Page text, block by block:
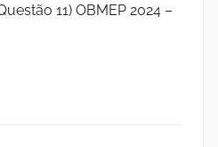
11) OBMEP 2024 –